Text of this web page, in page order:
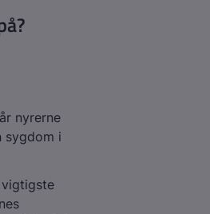
nyrerne
sygdom i